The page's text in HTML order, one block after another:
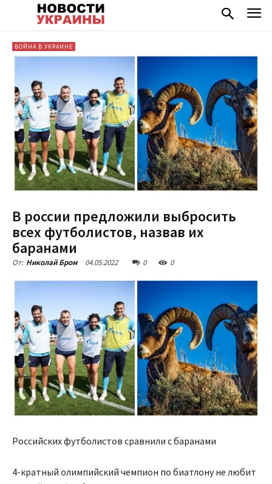
ВОЙНА В УКРАИНЕ
В россии предложили выбросить
всех футболистов, назвав их
баранами
От: Николай Бром 04.05.2022 0 0
Российских футболистов сравнили с баранами
4-кратный олимпийский чемпион по биатлону не любит